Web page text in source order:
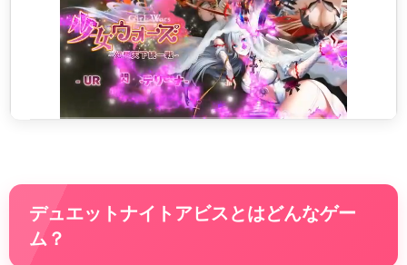
デュエットナイトアビスとはどんなゲー
ム？